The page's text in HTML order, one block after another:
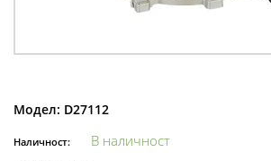
Модел: D27112
Наличност: В наличност